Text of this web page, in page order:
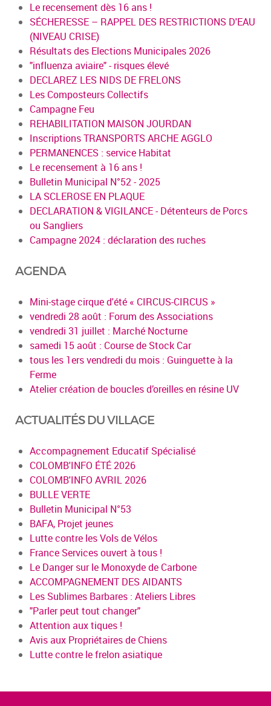
Le recensement dès 16 ans !
SÉCHERESSE – RAPPEL DES RESTRICTIONS D'EAU
(NIVEAU CRISE)
Résultats des Elections Municipales 2026
"influenza aviaire" - risques élevé
DECLAREZ LES NIDS DE FRELONS
Les Composteurs Collectifs
Campagne Feu
REHABILITATION MAISON JOURDAN
Inscriptions TRANSPORTS ARCHE AGGLO
PERMANENCES : service Habitat
Le recensement à 16 ans !
Bulletin Municipal N°52 - 2025
LA SCLEROSE EN PLAQUE
DECLARATION & VIGILANCE - Détenteurs de Porcs
ou Sangliers
Campagne 2024 : déclaration des ruches
AGENDA
Mini-stage cirque d'été « CIRCUS-CIRCUS »
vendredi 28 août : Forum des Associations
vendredi 31 juillet : Marché Nocturne
samedi 15 août : Course de Stock Car
tous les 1ers vendredi du mois : Guinguette à la
Ferme
Atelier création de boucles d’oreilles en résine UV
ACTUALITÉS DU VILLAGE
Accompagnement Educatif Spécialisé
COLOMB'INFO ÉTÉ 2026
COLOMB'INFO AVRIL 2026
BULLE VERTE
Bulletin Municipal N°53
BAFA, Projet jeunes
Lutte contre les Vols de Vélos
France Services ouvert à tous !
Le Danger sur le Monoxyde de Carbone
ACCOMPAGNEMENT DES AIDANTS
Les Sublimes Barbares : Ateliers Libres
"Parler peut tout changer"
Attention aux tiques !
Avis aux Propriétaires de Chiens
Lutte contre le frelon asiatique